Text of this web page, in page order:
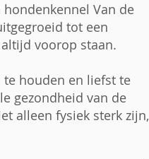
Van de
tot een
voorop staan.
houden en liefst te
gezondheid van de
alleen fysiek sterk zijn,